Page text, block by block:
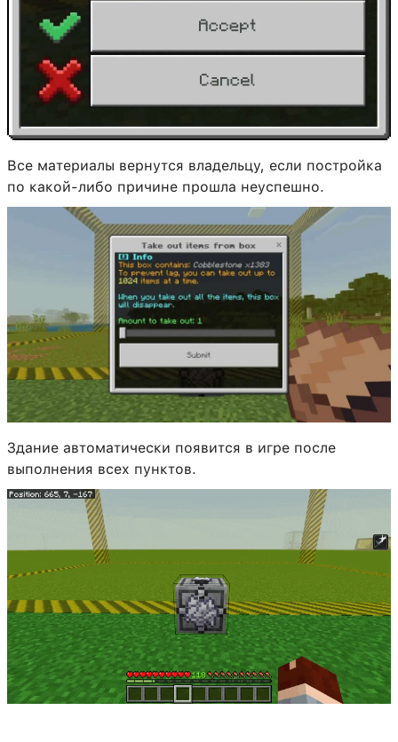
Все материалы вернутся владельцу, если постройка
по какой-либо причине прошла неуспешно.
Здание автоматически появится в игре после
выполнения всех пунктов.